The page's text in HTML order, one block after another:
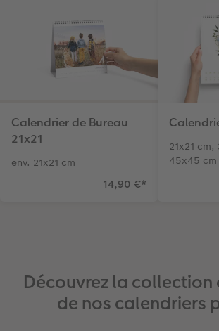
Calendrier de Bureau ​
21x​21
env. 21x21 cm
14,90 €*
21x21
45x45 cm
Découvrez la
de nos calendriers